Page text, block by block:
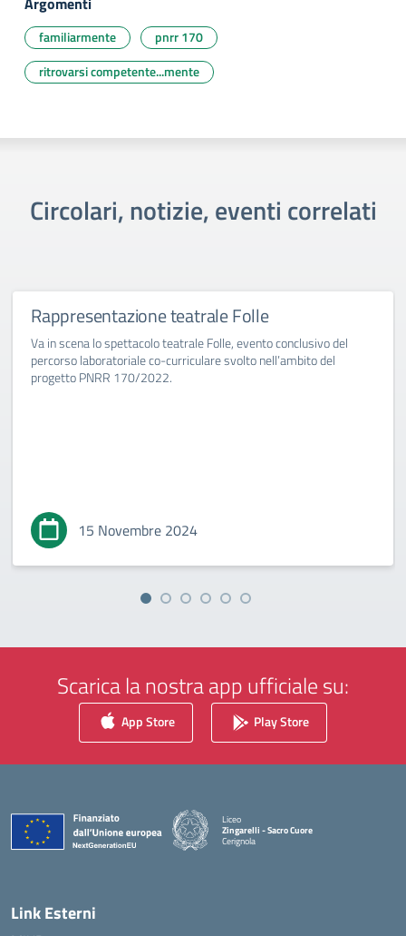
familiarmente
pnrr 170
ritrovarsi competente...mente
Circolari, notizie, eventi correlati
Rappresentazione teatrale Folle
Va in scena lo spettacolo teatrale Folle, evento conclusivo del
percorso laboratoriale co-curriculare svolto nell’ambito del
progetto PNRR 170/2022.
15 Novembre 2024
Scarica la nostra app ufficiale su:
App Store Play Store
Liceo
Zingarelli - Sacro Cuore
Cerignola
— Visita la pagina iniziale della scuola
Link Esterni